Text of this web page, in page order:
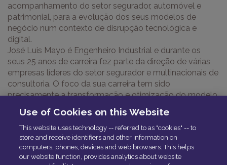
acompanhamento do setor segurador, automóvel e
patrimonial, para a evolução dos seus modelos de
negócio num contexto de disrupção tecnológica e
digital.
José Luis Mayo é Engenheiro Industrial e durante os
seus 25 anos de carreira fez parte da direção de várias
empresas líderes do setor segurador e multinacionais de
consultoria. O foco da sua carreira tem sido
precisamente a transformação e otimização do modelo
de negócio das empresas, a partir da inovação e
tecnologia, sendo este know-how e experiência que
pretende aportar à Solera.
Com esta contratação a Solera visa reforçar a sua
estrutura corporativa no mercado Ibérico.
Use of Cookies on this Website
This website uses technology -- referred to as "cookies" -- to
store and receive identifiers and other information on
computers, phones, devices and web browsers. This helps
our website function, provides analytics about website